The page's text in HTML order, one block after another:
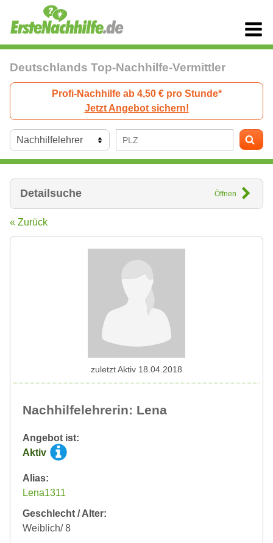
Deutschlands Top-Nachhilfe-Vermittler
Profi-Nachhilfe ab 4,50 € pro Stunde*
Jetzt Angebot sichern!
Detailsuche Öffnen
« Zurück
Nachhilfelehrerin: Lena
Angebot ist:
Aktiv
Alias:
Lena1311
Geschlecht / Alter:
Weiblich/ 8
zuletzt Aktiv 18.04.2018